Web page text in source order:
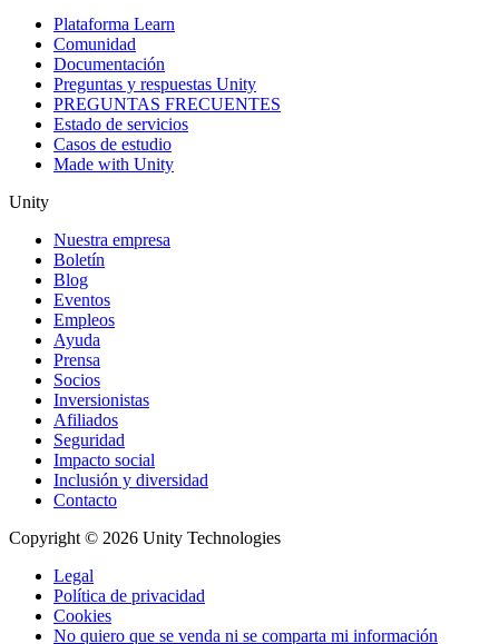
Plataforma Learn
Comunidad
Documentación
Preguntas y respuestas Unity
PREGUNTAS FRECUENTES
Estado de servicios
Casos de estudio
Made with Unity
Unity
Nuestra empresa
Boletín
Blog
Eventos
Empleos
Ayuda
Prensa
Socios
Inversionistas
Afiliados
Seguridad
Impacto social
Inclusión y diversidad
Contacto
Copyright © 2026 Unity Technologies
Legal
Política de privacidad
Cookies
No quiero que se venda ni se comparta mi información